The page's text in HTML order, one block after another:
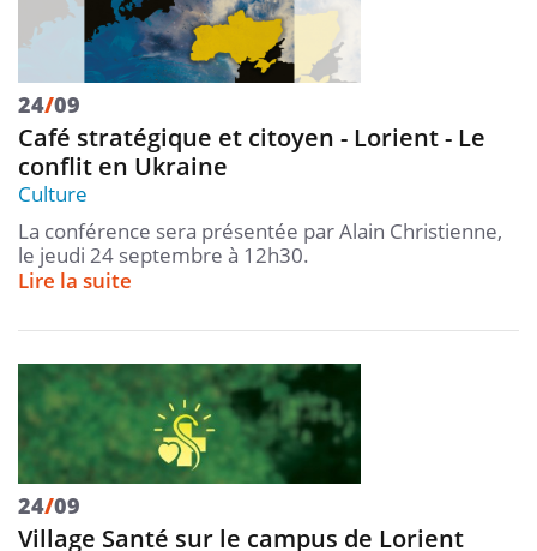
24/09
Café stratégique et citoyen - Lorient - Le
conflit en Ukraine
Culture
La conférence sera présentée par Alain Christienne,
le jeudi 24 septembre à 12h30.
Lire la suite
24/09
Village Santé sur le campus de Lorient